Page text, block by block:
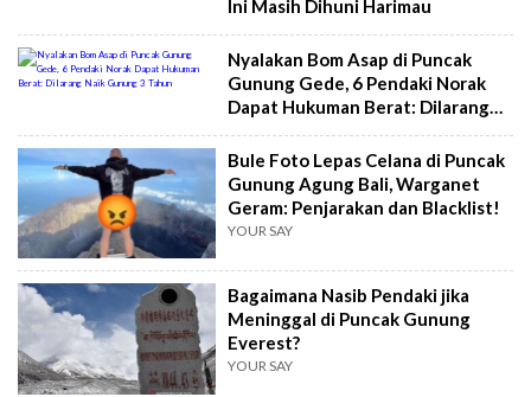
Ini Masih Dihuni Harimau
Nyalakan Bom Asap di Puncak
Gunung Gede, 6 Pendaki Norak
Dapat Hukuman Berat: Dilarang
Naik Gunung 3 Tahun
Bule Foto Lepas Celana di Puncak
Gunung Agung Bali, Warganet
Geram: Penjarakan dan Blacklist!
YOUR SAY
Bagaimana Nasib Pendaki jika
Meninggal di Puncak Gunung
Everest?
YOUR SAY